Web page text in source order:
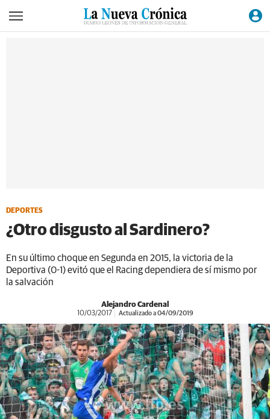
DEPORTES
¿Otro disgusto al Sardinero?
En su último choque en Segunda en 2015, la victoria de la
Deportiva (0-1) evitó que el Racing dependiera de sí mismo por
la salvación
Alejandro Cardenal
10/03/2017 Actualizado a 04/09/2019